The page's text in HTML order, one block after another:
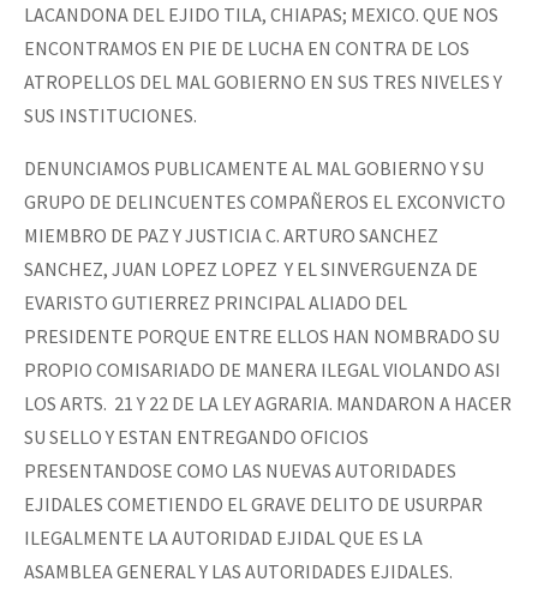
Medios Libres
COVID-19
LACANDONA DEL EJIDO TILA, CHIAPAS; MEXICO. QUE NOS
ENCONTRAMOS EN PIE DE LUCHA EN CONTRA DE LOS
ATROPELLOS DEL MAL GOBIERNO EN SUS TRES NIVELES Y
SUS INSTITUCIONES.
DENUNCIAMOS PUBLICAMENTE AL MAL GOBIERNO Y SU
GRUPO DE DELINCUENTES COMPAÑEROS EL EXCONVICTO
MIEMBRO DE PAZ Y JUSTICIA C. ARTURO SANCHEZ
SANCHEZ, JUAN LOPEZ LOPEZ Y EL SINVERGUENZA DE
EVARISTO GUTIERREZ PRINCIPAL ALIADO DEL
PRESIDENTE PORQUE ENTRE ELLOS HAN NOMBRADO SU
PROPIO COMISARIADO DE MANERA ILEGAL VIOLANDO ASI
LOS ARTS. 21 Y 22 DE LA LEY AGRARIA. MANDARON A HACER
SU SELLO Y ESTAN ENTREGANDO OFICIOS
PRESENTANDOSE COMO LAS NUEVAS AUTORIDADES
EJIDALES COMETIENDO EL GRAVE DELITO DE USURPAR
ILEGALMENTE LA AUTORIDAD EJIDAL QUE ES LA
ASAMBLEA GENERAL Y LAS AUTORIDADES EJIDALES.